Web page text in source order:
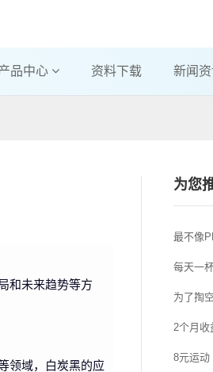
品中心 资料下载 新闻
和未来趋势等方
领域，白炭黑的应
为您
最不像
每天一
为了掏
2个月收
8元运动